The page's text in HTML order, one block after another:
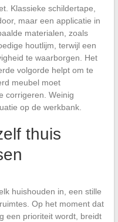
Klassieke schildertape,
maar een applicatie in
materialen, zoals
houtlijm, terwijl een
te waarborgen. Het
volgorde helpt om te
meubel moet
corrigeren. Weinig
op de werkbank.
thuis
huishouden in, een stille
Op het moment dat
een prioriteit wordt, breidt